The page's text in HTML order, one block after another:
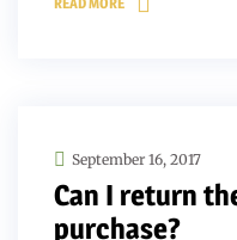
September 16, 2017
Can I return
purchase?